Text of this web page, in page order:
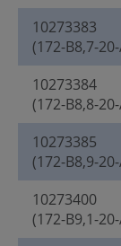
10273383
(172-B8,7-
10273384
(172-B8,8-
10273385
(172-B8,9-
10273400
(172-B9,1-